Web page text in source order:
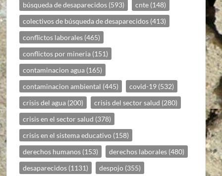
búsqueda de desaparecidos (593) cnte (148)
colectivos de búsqueda de desaparecidos (413)
conflictos laborales (465)
conflictos por mineria (151)
contaminacion agua (165)
contaminacion ambiental (445) covid-19 (532)
crisis del agua (200) crisis del sector salud (280)
crisis en el sector salud (378)
crisis en el sistema educativo (158)
derechos humanos (153) derechos laborales (480)
desaparecidos (1131) despojo (355)